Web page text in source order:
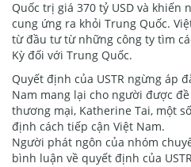
Quốc trị giá 370 tỷ USD và khiến
cung ứng ra khỏi Trung Quốc.
từ đầu tư từ những công ty tìm
Kỳ đối với Trung Quốc.
Quyết định của USTR ngừng áp
Nam mang lại cho người được
thương mại, Katherine Tai, một
định cách tiếp cận Việt Nam.
Người phát ngôn của nhóm
bình luận về quyết định của